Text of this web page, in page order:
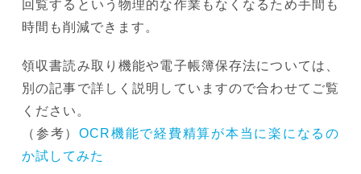
回覧するという物理的な作業もなくなるため手間も
時間も削減できます。
領収書読み取り機能や電子帳簿保存法については、
別の記事で詳しく説明していますので合わせてご覧
ください。
（参考） OCR機能で経費精算が本当に楽になるの
か試してみた